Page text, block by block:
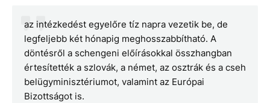
az intézkedést egyelőre tíz napra vezetik be, de
legfeljebb két hónapig meghosszabbítható. A
döntésről a schengeni előírásokkal összhangban
értesítették a szlovák, a német, az osztrák és a cseh
belügyminisztériumot, valamint az Európai
Bizottságot is.